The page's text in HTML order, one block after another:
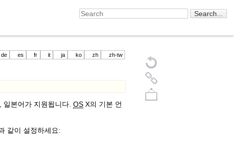
de es fr it ja ko zh zh-tw
본어가 지원됩니다. OS X의 기본 언
같이 설정하세요: